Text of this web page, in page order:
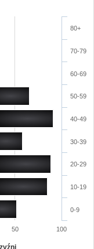
0-9
10-19
20-29
30-39
40-49
50-59
60-69
70-79
80+
50 100